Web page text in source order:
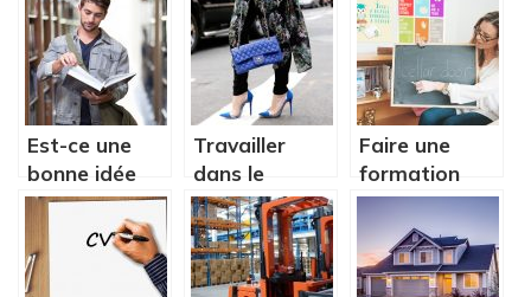
Est-ce une
bonne idée
pour un
étudiant de
se réorienter
en cours
Travailler
dans le
domaine du
luxe, que
faut-il savoir
?
Faire une
formation
d’anglais à
distance.